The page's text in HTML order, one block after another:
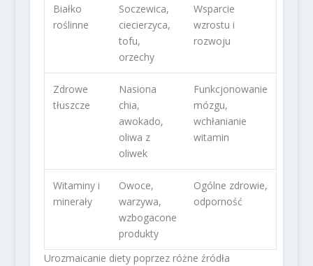
Białko
roślinne
Soczewica,
ciecierzyca,
tofu,
orzechy
Wsparcie
wzrostu i
rozwoju
Zdrowe
tłuszcze
Nasiona
chia,
awokado,
oliwa z
oliwek
Funkcjonowanie
mózgu,
wchłanianie
witamin
Witaminy i
minerały
Owoce,
warzywa,
wzbogacone
produkty
Ogólne zdrowie,
odporność
Urozmaicanie diety poprzez różne źródła